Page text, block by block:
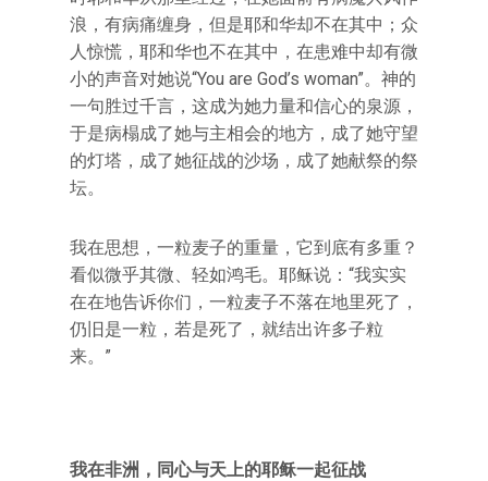
浪，有病痛缠身，但是耶和华却不在其中；众
人惊慌，耶和华也不在其中，在患难中却有微
小的声音对她说“You are God’s woman”。神的
一句胜过千言，这成为她力量和信心的泉源，
于是病榻成了她与主相会的地方，成了她守望
的灯塔，成了她征战的沙场，成了她献祭的祭
坛。
我在思想，一粒麦子的重量，它到底有多重？
看似微乎其微、轻如鸿毛。耶稣说：“我实实
在在地告诉你们，一粒麦子不落在地里死了，
仍旧是一粒，若是死了，就结出许多子粒
来。”
我在非洲，同心与天上的耶稣一起征战